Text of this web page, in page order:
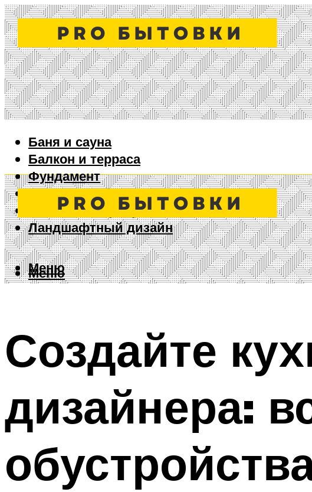
Баня и сауна
Балкон и терраса
Фундамент
Ворота и забор
Дизайн интерьера
Ландшафтный дизайн
Меню
Меню
Создайте
дизайнера: